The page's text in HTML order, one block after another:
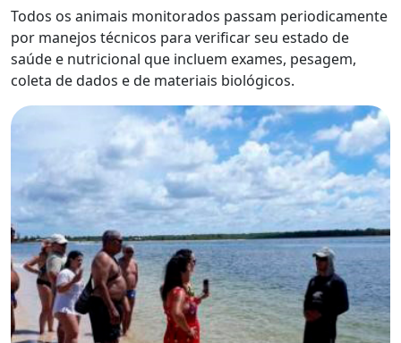
Todos os animais monitorados passam periodicamente
por manejos técnicos para verificar seu estado de
saúde e nutricional que incluem exames, pesagem,
coleta de dados e de materiais biológicos.